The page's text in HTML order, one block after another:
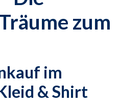
zum
im
& Shirt